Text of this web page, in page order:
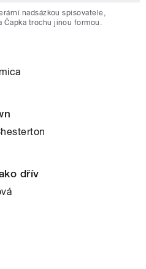
nadsázkou spisovatele,
trochu jinou formou.
dřív